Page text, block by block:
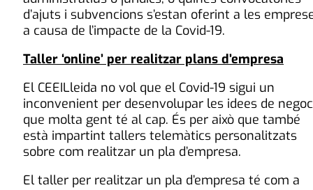
d’ajuts i subvencions s’estan oferint a les
a causa de l’impacte de la Covid-19.
Taller ‘online’ per realitzar plans d’empresa
El CEEILleida no vol que el Covid-19 sigui un
inconvenient per desenvolupar les idees de
que molta gent té al cap. És per això que també
està impartint tallers telemàtics personalitzats
sobre com realitzar un pla d’empresa.
El taller per realitzar un pla d’empresa té com a